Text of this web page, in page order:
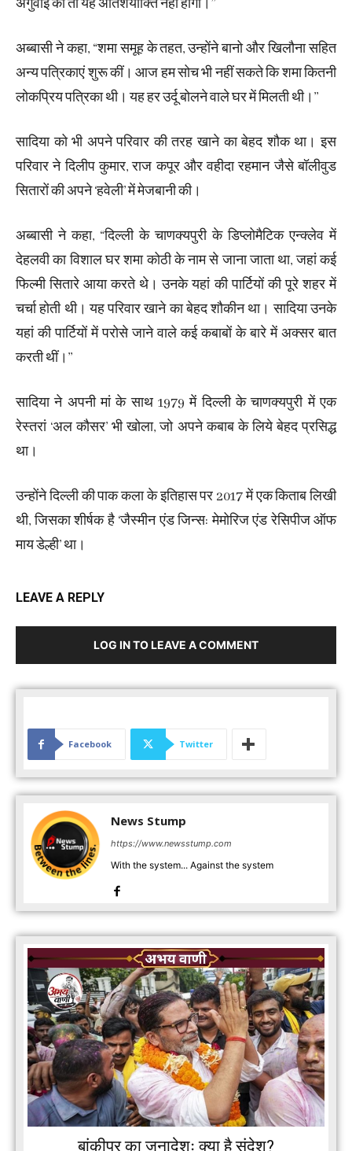
अगुवाई की तो यह अतिशयोक्ति नहीं होगी।’’
अब्बासी ने कहा, “शमा समूह के तहत, उन्होंने बानो और खिलौना सहित
अन्य पत्रिकाएं शुरू कीं। आज हम सोच भी नहीं सकते कि शमा कितनी
लोकप्रिय पत्रिका थी। यह हर उर्दू बोलने वाले घर में मिलती थी।’’
सादिया को भी अपने परिवार की तरह खाने का बेहद शौक था। इस
परिवार ने दिलीप कुमार, राज कपूर और वहीदा रहमान जैसे बॉलीवुड
सितारों की अपने ‘हवेली’ में मेजबानी की।
अब्बासी ने कहा, “दिल्ली के चाणक्यपुरी के डिप्लोमैटिक एन्क्लेव में
देहलवी का विशाल घर शमा कोठी के नाम से जाना जाता था, जहां कई
फिल्मी सितारे आया करते थे। उनके यहां की पार्टियों की पूरे शहर में
चर्चा होती थी। यह परिवार खाने का बेहद शौकीन था। सादिया उनके
यहां की पार्टियों में परोसे जाने वाले कई कबाबों के बारे में अक्सर बात
करती थीं।’’
सादिया ने अपनी मां के साथ 1979 में दिल्ली के चाणक्यपुरी में एक
रेस्तरां ‘अल कौसर’ भी खोला, जो अपने कबाब के लिये बेहद प्रसिद्ध
था।
उन्होंने दिल्ली की पाक कला के इतिहास पर 2017 में एक किताब लिखी
थी, जिसका शीर्षक है ‘जैस्मीन एंड जिन्स: मेमोरिज एंड रेसिपीज ऑफ
माय डेल्ही’ था।
LEAVE A REPLY
LOG IN TO LEAVE A COMMENT
Facebook Twitter
News Stump
https://www.newsstump.com
With the system... Against the system
बांकीपुर का जनादेशः क्या है संदेश?